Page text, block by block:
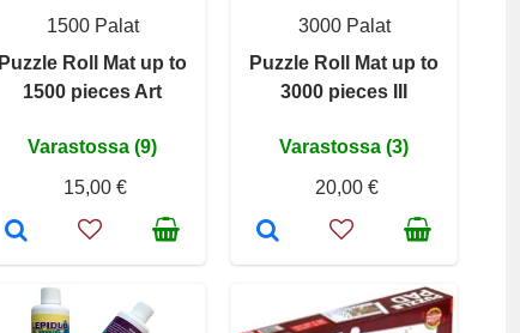
1500 Palat
Puzzle Roll Mat up to
1500 pieces Art
Varastossa (9)
15,00 €
3000 Palat
Puzzle Roll Mat up to
3000 pieces III
Varastossa (3)
20,00 €